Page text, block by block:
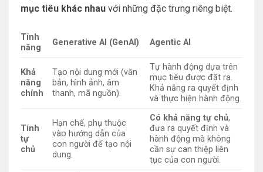
mục tiêu khác nhau với những đặc trưng riêng biệt.
Tính
năng
Generative AI (GenAI) Agentic AI
Khả
năng
chính
Tạo nội dung mới (văn
bản, hình ảnh, âm
thanh, mã nguồn).
Tự hành động dựa trên
mục tiêu được đặt ra.
Khả năng ra quyết định
và thực hiện hành động.
Tính
tự
chủ
Hạn chế, phụ thuộc
vào hướng dẫn của
con người để tạo nội
dung.
Có khả năng tự chủ,
đưa ra quyết định và
hành động mà không
cần sự can thiệp liên
tục của con người.